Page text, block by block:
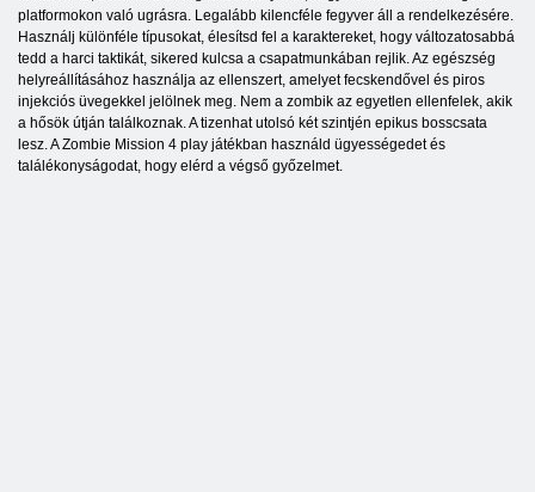
platformokon való ugrásra. Legalább kilencféle fegyver áll a rendelkezésére.
Használj különféle típusokat, élesítsd fel a karaktereket, hogy változatosabbá
tedd a harci taktikát, sikered kulcsa a csapatmunkában rejlik. Az egészség
helyreállításához használja az ellenszert, amelyet fecskendővel és piros
injekciós üvegekkel jelölnek meg. Nem a zombik az egyetlen ellenfelek, akik
a hősök útján találkoznak. A tizenhat utolsó két szintjén epikus bosscsata
lesz. A Zombie Mission 4 play játékban használd ügyességedet és
találékonyságodat, hogy elérd a végső győzelmet.